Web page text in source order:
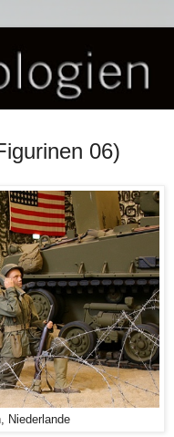
06)
Niederlande